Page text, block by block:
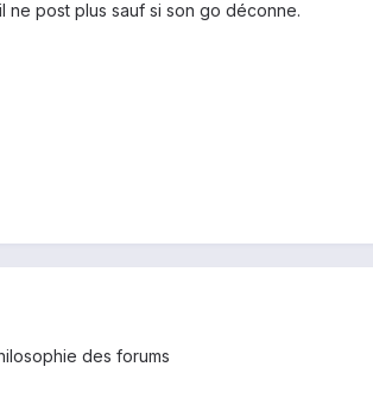
ne post plus sauf si son go déconne.
des forums